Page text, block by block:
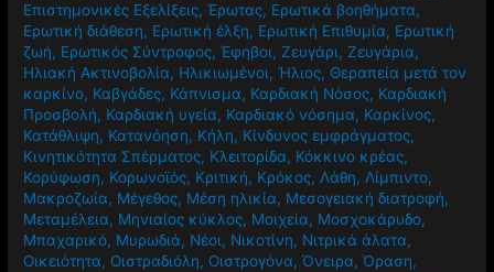
Επιστημονικές Εξελίξεις,Έρωτας, Ερωτικά βοηθήματα,
Ερωτική διάθεση, Ερωτική έλξη, Ερωτική Επιθυμία, Ερωτική
ζωή, Ερωτικός Σύντροφος,Έφηβοι,Ζευγάρι,Ζευγάρια,
Ηλιακή Ακτινοβολία, Ηλικιωμένοι, Ήλιος, Θεραπεία μετά τον
καρκίνο, Καβγάδες, Κάπνισμα, Καρδιακή Νόσος, Καρδιακή
Προσβολή, Καρδιακή υγεία, Καρδιακό νόσημα, Καρκίνος,
Κατάθλιψη, Κατανόηση, Κήλη, Κίνδυνος εμφράγματος,
Κινητικότητα Σπέρματος, Κλειτορίδα, Κόκκινο κρέας,
Κορύφωση, Κορωνοϊός, Κριτική, Κρόκος,Λάθη,Λίμπιντο,
Μακροζωία, Μέγεθος, Μέση ηλικία, Μεσογειακή διατροφή,
Μεταμέλεια, Μηνιαίος κύκλος, Μοιχεία, Μοσχοκάρυδο,
Μπαχαρικό, Μυρωδιά, Νέοι, Νικοτίνη, Νιτρικά άλατα,
Οικειότητα, Οιστραδιόλη, Οιστρογόνα,Όνειρα,Όραση,